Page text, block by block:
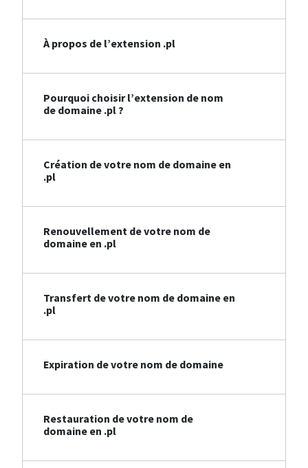
À propos de l’extension .pl
Pourquoi choisir l’extension de nom
de domaine .pl ?
Création de votre nom de domaine en
.pl
Renouvellement de votre nom de
domaine en .pl
Transfert de votre nom de domaine en
.pl
Expiration de votre nom de domaine
Restauration de votre nom de
domaine en .pl